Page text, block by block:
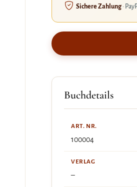
Sichere Zahlung·
Buchdetails
ART. NR.
100004
VERLAG
–